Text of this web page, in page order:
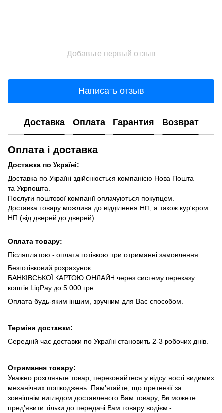
Добавьте первый отзыв
Написать отзыв
Доставка Оплата Гарантия Возврат
Оплата і доставка
Доставка по Україні:
Доставка по Україні здійснюється компанією Нова Пошта
та Укрпошта.
Послуги поштової компанії оплачуються покупцем.
Доставка товару можлива до відділення НП, а також кур'єром
НП (від дверей до дверей).
Оплата товару:
Післяплатою - оплата готівкою при отриманні замовлення.
Безготівковий розрахунок.
БАНКІВСЬКОЇ КАРТОЮ ОНЛАЙН через систему переказу
коштів LiqPay до 5 000 грн.
Оплата будь-яким іншим, зручним для Вас способом.
Терміни доставки:
Середній час доставки по Україні становить 2-3 робочих днів.
Отримання товару:
Уважно розгляньте товар, переконайтеся у відсутності видимих
механічних пошкоджень. Пам'ятайте, що претензії за
зовнішнім виглядом доставленого Вам товару, Ви можете
пред'явити тільки до передачі Вам товару водієм -